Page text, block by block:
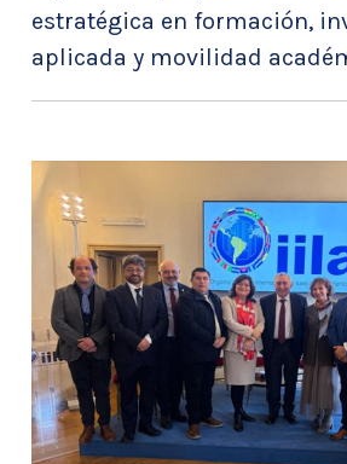
estratégica en formación,
aplicada y movilidad